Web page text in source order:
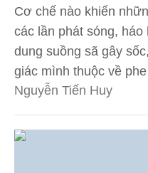
Cơ chế nào khiến
các lần phát sóng,
dung suồng sã gây
giác mình thuộc về
Nguyễn Tiến Huy